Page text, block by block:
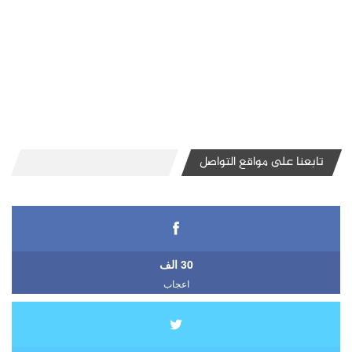
تابعنا على مواقع التواصل
30 الف
اعجاب